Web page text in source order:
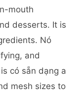
mouth
desserts. It is
Nó
and
có sẵn dạng a
mesh sizes to